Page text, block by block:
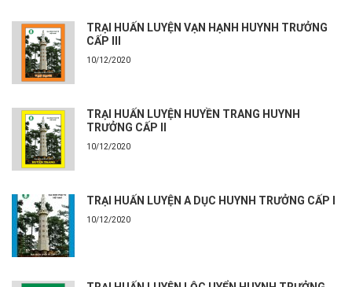
TRẠI HUẤN LUYỆN VẠN HẠNH HUYNH TRƯỞNG
CẤP III
10/12/2020
TRẠI HUẤN LUYỆN HUYỀN TRANG HUYNH
TRƯỞNG CẤP II
10/12/2020
TRẠI HUẤN LUYỆN A DỤC HUYNH TRƯỞNG CẤP I
10/12/2020